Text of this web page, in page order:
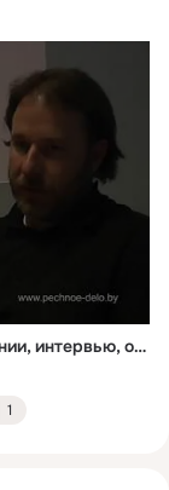
56 Сколько зарабатывает печник в Германии, интервью, ответы на вопросы.
1